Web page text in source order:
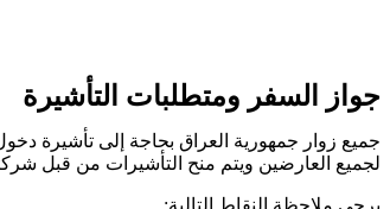
جواز السفر ومتطلبات التأشيرة
جميع زوار جمهورية العراق بحاجة إلى تأشيرة
لجميع العارضين ويتم منح التأشيرات من قبل
يرجى ملاحظة النقاط التالية: